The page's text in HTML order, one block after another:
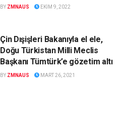
BY ZMNAUS EKIM 9, 2022
Çin Dışişleri Bakanıyla el ele,
Doğu Türkistan Milli Meclis
Başkanı Tümtürk’e gözetim altı
BY ZMNAUS MART 26, 2021